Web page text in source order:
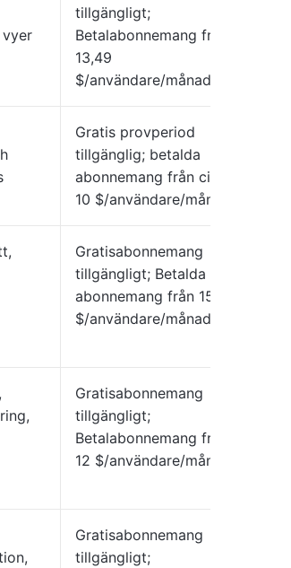
tillgängligt;
Betalabonnemang från
13,49
$/användare/månad
Gratis provperiod
tillgänglig; betalda
abonnemang från cirka
10 $/användare/månad
Gratisabonnemang
tillgängligt; Betalda
abonnemang från 15
$/användare/månad
Gratisabonnemang
tillgängligt;
Betalabonnemang från
12 $/användare/månad
Gratisabonnemang
tillgängligt;